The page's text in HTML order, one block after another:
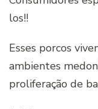
los!!
Esses porcos
ambientes
proliferação de